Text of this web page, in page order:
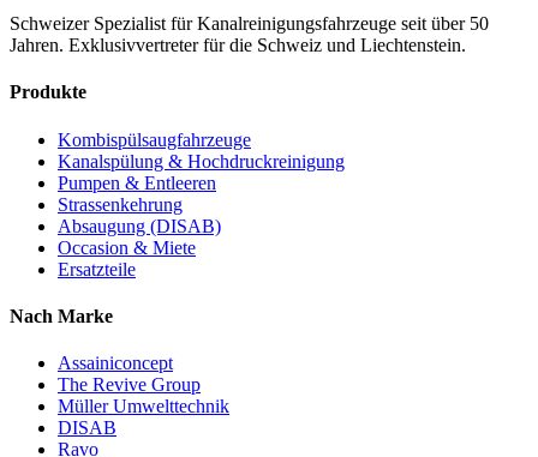
Schweizer Spezialist für Kanalreinigungsfahrzeuge seit über 50
Jahren. Exklusivvertreter für die Schweiz und Liechtenstein.
Produkte
Kombispülsaugfahrzeuge
Kanalspülung & Hochdruckreinigung
Pumpen & Entleeren
Strassenkehrung
Absaugung (DISAB)
Occasion & Miete
Ersatzteile
Nach Marke
Assainiconcept
The Revive Group
Müller Umwelttechnik
DISAB
Ravo